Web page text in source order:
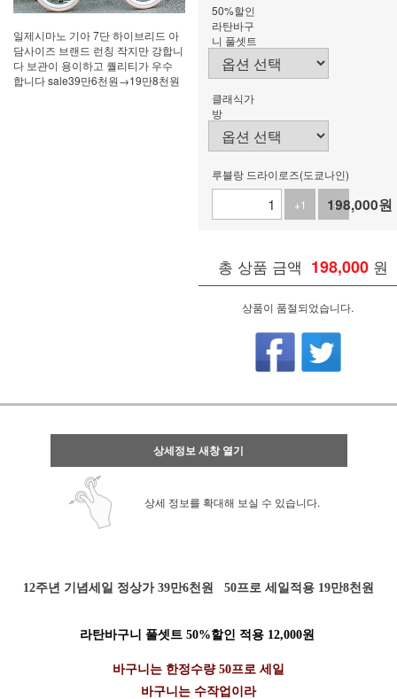
일제시마노 기아 7단 하이브리드 아
담사이즈 브랜드 런칭 작지만 강합니
다 보관이 용이하고 퀄리티가 우수
합니다 sale39만6천원→19만8천원
50%할인
라탄바구
니 풀셋트
클래식가
방
루블랑 드라이로즈(도쿄나인)
+1
-1
198,000원
총 상품 금액 198,000 원
상품이 품절되었습니다.
상세정보 새창 열기
상세 정보를 확대해 보실 수 있습니다.
12주년 기념세일 정상가 39만6천원 50프로 세일적용 19만8천원
라탄바구니 풀셋트 50%할인 적용 12,000원
바구니는 한정수량 50프로 세일
바구니는 수작업이라